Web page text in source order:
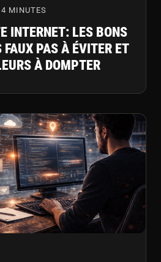
4 MINUTES
INTERNET: LES BONS
FAUX PAS À ÉVITER ET
À DOMPTER